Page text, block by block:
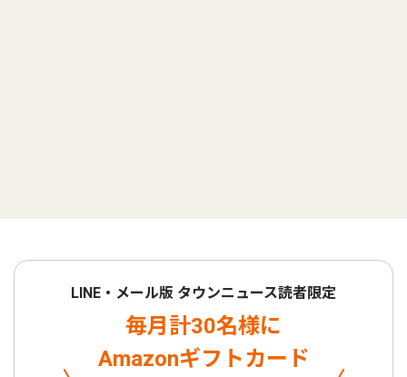
LINE・メール版 タウンニュース読者限定
毎月計30名様に
Amazonギフトカード